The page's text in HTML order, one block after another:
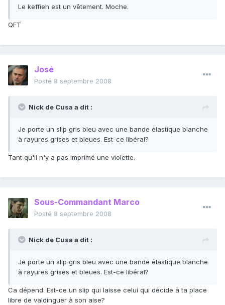
Le keffieh est un vêtement. Moche.
QFT
José
Posté 8 septembre 2008
Nick de Cusa a dit :
Je porte un slip gris bleu avec une bande élastique blanche
à rayures grises et bleues. Est-ce libéral?
Tant qu'il n'y a pas imprimé une violette.
Sous-Commandant Marco
Posté 8 septembre 2008
Nick de Cusa a dit :
Je porte un slip gris bleu avec une bande élastique blanche
à rayures grises et bleues. Est-ce libéral?
Ca dépend. Est-ce un slip qui laisse celui qui décide à ta place
libre de valdinguer à son aise?